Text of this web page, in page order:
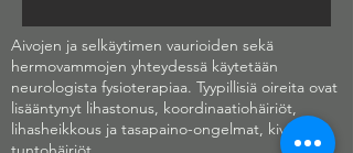
Aivojen ja selkäytimen vaurioiden sekä
hermovammojen yhteydessä käytetään
neurologista fysioterapiaa. Tyypillisiä oireita ovat
lisääntynyt lihastonus, koordinaatiohäiriöt,
lihasheikkous ja tasapaino-ongelmat, kivut tai